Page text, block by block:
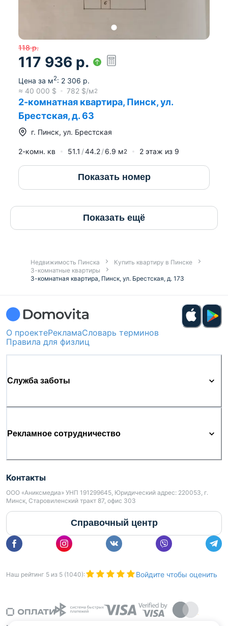
118 р.
117 936 р.
Цена за м2: 2 306 р.
≈ 40 000 $ 782 $/м2
2-комнатная квартира, Пинск, ул.
Брестская, д. 63
г. Пинск, ул. Брестская
2-комн. кв 51.1 44.2 6.9 м2 2 этаж из 9
Показать номер
Показать ещё
Недвижимость Пинска
Купить квартиру в Пинске
3-комнатные квартиры
3-комнатная квартира, Пинск, ул. Брестская, д. 173
О проектеРекламаСловарь терминов
Правила для физлиц
Служба заботы
Рекламное сотрудничество
Контакты
ООО «Аниксмедиа» УНП 191299645, Юридический адрес: 220053, г.
Минск, Старовиленский тракт 87, офис 303
Справочный центр
Наш рейтинг 5 из 5 (1040): Войдите чтобы оценить